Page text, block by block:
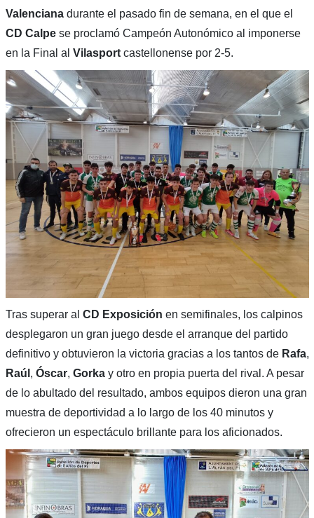
Valencianadurante el pasado fin de semana, en el que el
CD Calpe se proclamó Campeón Autonómico al imponerse
en la Final al Vilasport castellonense por 2-5.
Tras superar al CD Exposición en semifinales, los calpinos
desplegaron un gran juego desde el arranque del partido
definitivo y obtuvieron la victoria gracias a los tantos de Rafa,
Raúl , Óscar, Gorka y otro en propia puerta del rival. A pesar
de lo abultado del resultado, ambos equipos dieron una gran
muestra de deportividad a lo largo de los 40 minutos y
ofrecieron un espectáculo brillante para los aficionados.